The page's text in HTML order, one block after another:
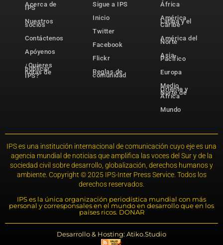
Acerca de
IPS
Nuestros
socios
Contáctenos
Apóyenos
¿Quieres
publicar
notas de
IPS?
Sigue a IPS
Inicio
Twitter
Facebook
Flickr
Reglas de
comunidad
África
América
Latina y el
Caribe
América del
Norte
Asia-
Pacífico
Europa
Medio
Oriente y
Norte de
África
Mundo
IPS es una institución internacional de comunicación cuyo eje es una
agencia mundial de noticias que amplifica las voces del Sur y de la
sociedad civil sobre desarrollo, globalización, derechos humanos y
ambiente. Copyright © 2025 IPS-Inter Press Service. Todos los
derechos reservados.
IPS es la única organización periodística mundial con más
personal y corresponsales en el mundo en desarrollo que en los
países ricos. DONAR
Desarrollo & Hosting: Atiko.Studio